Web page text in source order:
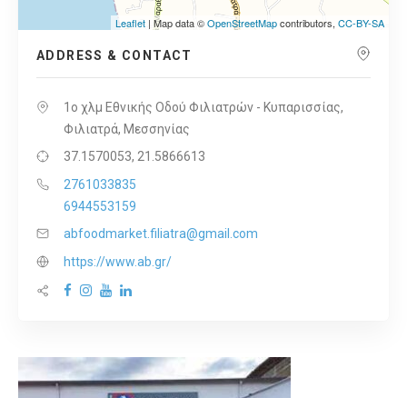
Leaflet | Map data ©OpenStreetMapcontributors, CC-BY-SA
ADDRESS & CONTACT
1ο χλμ Εθνικής Οδού Φιλιατρών - Κυπαρισσίας,
Φιλιατρά, Μεσσηνίας
37.1570053, 21.5866613
2761033835
6944553159
abfoodmarket.filiatra@gmail.com
https://www.ab.gr/